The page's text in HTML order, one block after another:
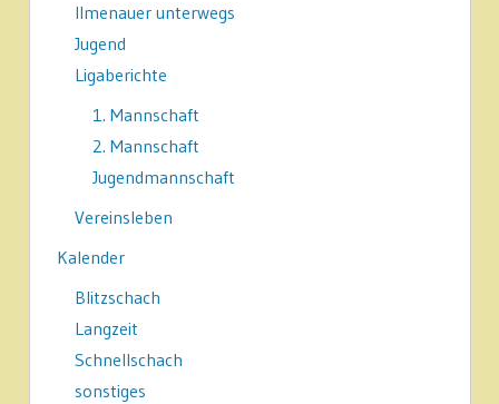
Ilmenauer unterwegs
Jugend
Ligaberichte
1. Mannschaft
2. Mannschaft
Jugendmannschaft
Vereinsleben
Kalender
Blitzschach
Langzeit
Schnellschach
sonstiges